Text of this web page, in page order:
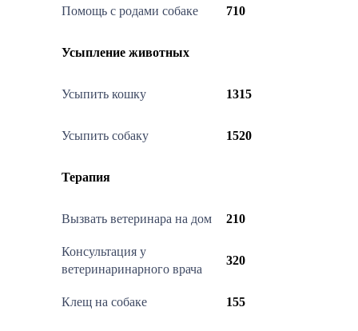
Помощь с родами собаке 710
Усыпление животных
Усыпить кошку 1315
Усыпить собаку 1520
Терапия
Вызвать ветеринара на дом 210
Консультация у
ветеринаринарного врача
320
Клещ на собаке 155